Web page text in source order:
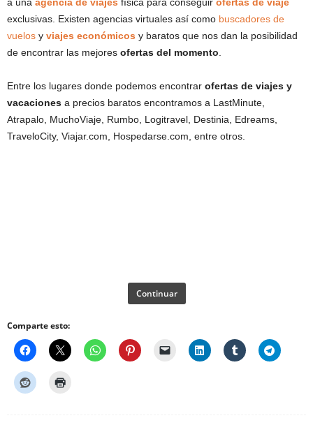
exclusivas. Existen agencias virtuales así como buscadores de
vuelos y viajes económicos y baratos que nos dan la posibilidad
de encontrar las mejores ofertas del momento
Entre los lugares donde podemos encontrar ofertas de viajes y
vacaciones a precios baratos encontramos a LastMinute,
Atrapalo, MuchoViaje, Rumbo, Logitravel, Destinia, Edreams,
TraveloCity, Viajar.com, Hospedarse.com, entre otros.
Continuar
Comparte esto: